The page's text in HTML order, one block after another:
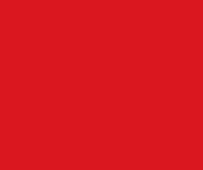
e-poštu i web-